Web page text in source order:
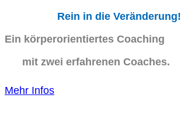
Rein in die Veränderung!
Ein körperorientiertes Coaching
mit zwei erfahrenen Coaches.
Mehr Infos